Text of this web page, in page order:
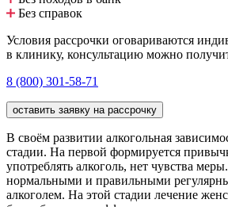
Без справок
Условия рассрочки оговариваются
в клинику, консультацию можно
8 (800) 301-58-71
оставить заявку на рассрочку
В своём развитии алкогольная
стадии. На первой формируется
употреблять алкоголь, нет чувства
нормальными и правильными
алкоголем. На этой стадии лечение